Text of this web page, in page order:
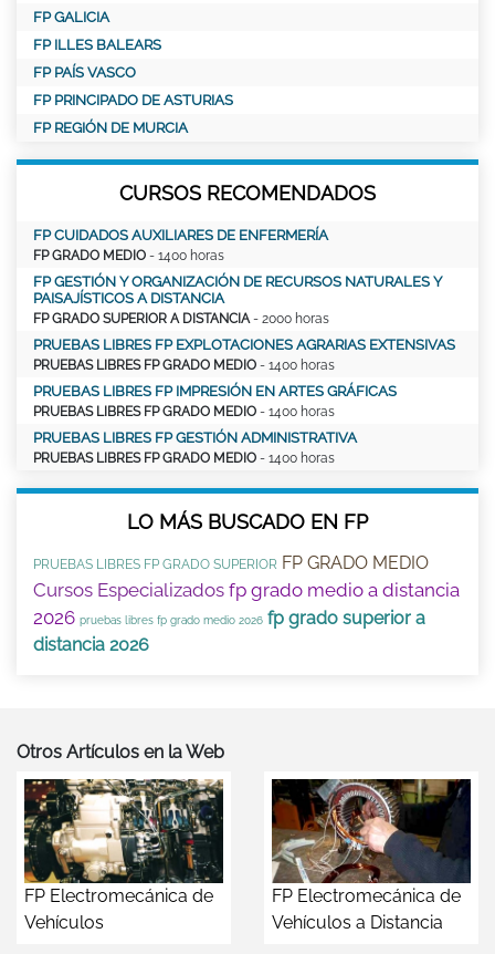
FP GALICIA
FP ILLES BALEARS
FP PAÍS VASCO
FP PRINCIPADO DE ASTURIAS
FP REGIÓN DE MURCIA
CURSOS RECOMENDADOS
FP CUIDADOS AUXILIARES DE ENFERMERÍA
FP GRADO MEDIO - 1400 horas
FP GESTIÓN Y ORGANIZACIÓN DE RECURSOS NATURALES Y
PAISAJÍSTICOS A DISTANCIA
FP GRADO SUPERIOR A DISTANCIA- 2000 horas
PRUEBAS LIBRES FP EXPLOTACIONES AGRARIAS EXTENSIVAS
PRUEBAS LIBRES FP GRADO MEDIO - 1400 horas
PRUEBAS LIBRES FP IMPRESIÓN EN ARTES GRÁFICAS
PRUEBAS LIBRES FP GRADO MEDIO - 1400 horas
PRUEBAS LIBRES FP GESTIÓN ADMINISTRATIVA
PRUEBAS LIBRES FP GRADO MEDIO - 1400 horas
LO MÁS BUSCADO EN FP
PRUEBAS LIBRES FP GRADO SUPERIOR FP GRADO MEDIO
Cursos Especializados fp grado medio a distancia
2026 pruebas libres fp grado medio 2026 fp grado superior a
distancia 2026
Otros Artículos en la Web
FP Electromecánica de
Vehículos
FP Electromecánica de
Vehículos a Distancia